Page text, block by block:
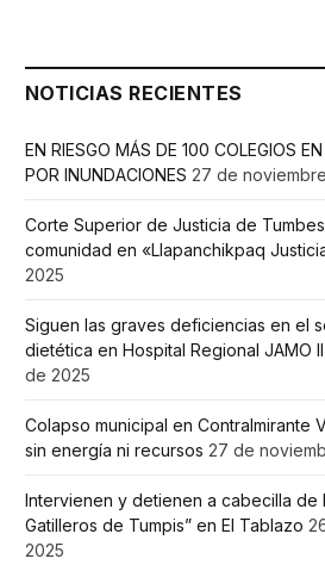
NOTICIAS RECIENTES
EN RIESGO MÁS DE 100 COLEGIOS
POR INUNDACIONES 27 de
Corte Superior de Justicia de
comunidad en «Llapanchikpaq
2025
Siguen las graves deficiencias en el
dietética en Hospital Regional JAMO
de 2025
Colapso municipal en Contralmirante
sin energía ni recursos 27 de
Intervienen y detienen a cabecilla de
Gatilleros de Tumpis” en El Tablazo
2025